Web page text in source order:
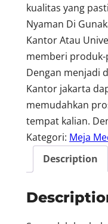
kualitas yang
Nyaman Di
Kantor Atau
memberi
Dengan menjadi
Kantor jakarta
memudahkan
tempat kalian.
Kategori: Meja
Description